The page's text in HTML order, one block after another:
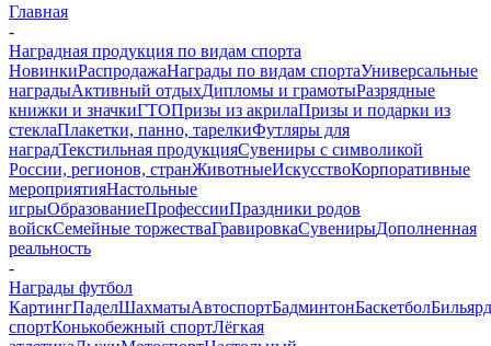
Главная
-
Наградная продукция по видам спорта
НовинкиРаспродажаНаграды по видам спортаУниверсальные
наградыАктивный отдыхДипломы и грамотыРазрядные
книжки и значкиГТОПризы из акрилаПризы и подарки из
стеклаПлакетки, панно, тарелкиФутляры для
наградТекстильная продукцияСувениры с символикой
России, регионов, странЖивотныеИскусствоКорпоративные
мероприятияНастольные
игрыОбразованиеПрофессииПраздники родов
войскСемейные торжестваГравировкаСувенирыДополненная
реальность
-
Награды футбол
КартингПаделШахматыАвтоспортБадминтонБаскетболБильярд
спортКонькобежный спортЛёгкая